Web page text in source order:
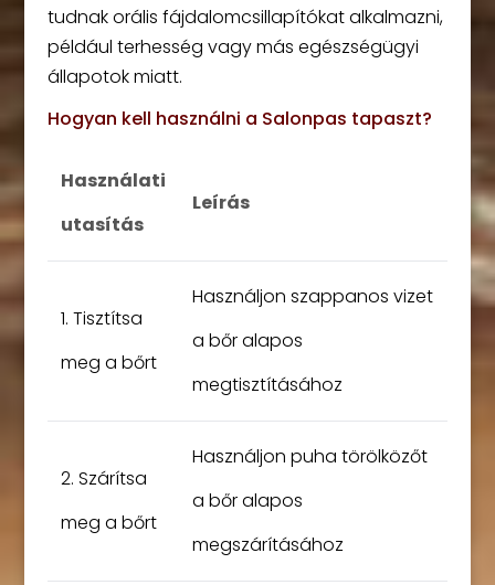
tudnak orális fájdalomcsillapítókat alkalmazni,
például terhesség vagy más egészségügyi
állapotok miatt.
Hogyan kell használni a Salonpas tapaszt?
Használati
utasítás
Leírás
1. Tisztítsa
meg a bőrt
Használjon szappanos vizet
a bőr alapos
megtisztításához
2. Szárítsa
meg a bőrt
Használjon puha törölközőt
a bőr alapos
megszárításához